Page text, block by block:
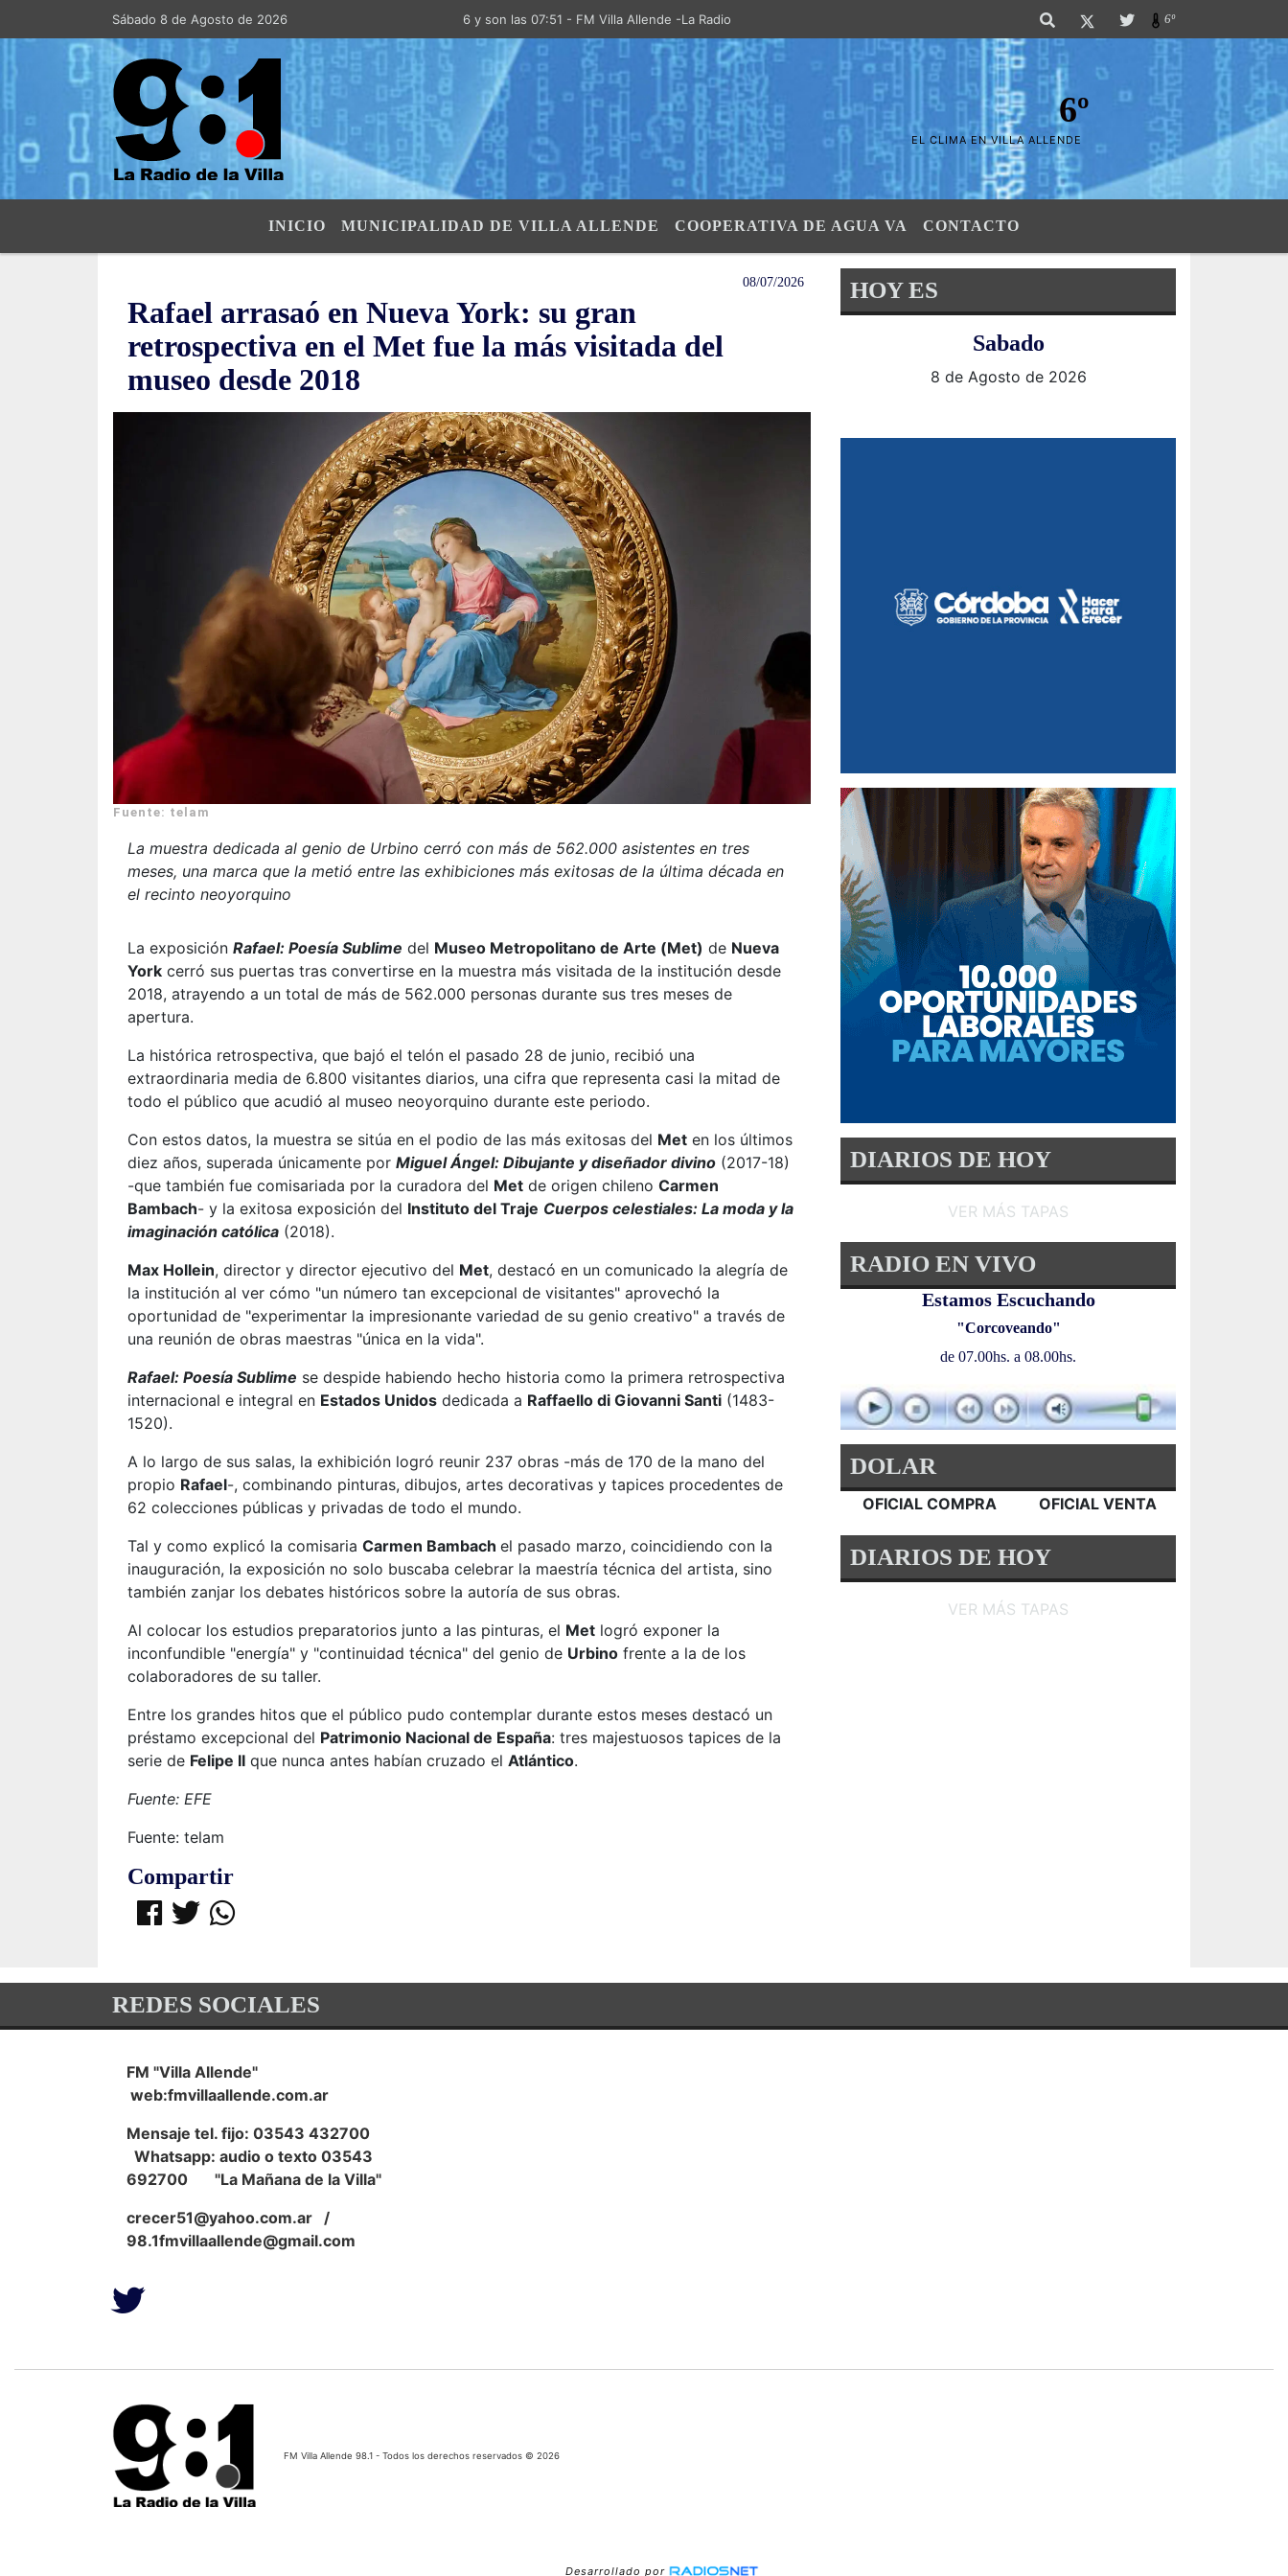
Sábado 8 de Agosto de 2026Hoy es Sábado 8 de Agosto de 2026 y son las 07:51 - FM Villa Allende -La Radio de la Villa- "El Aire de las Sierras". SI SU AVISO ESTA AQUÍ,..FELICITACIONES PUES..! "El
6º
6º
EL CLIMA EN VILLA ALLENDE
INICIO MUNICIPALIDAD DE VILLA ALLENDE COOPERATIVA DE AGUA VA CONTACTO
08/07/2026
Rafael arrasaó en Nueva York: su gran
retrospectiva en el Met fue la más visitada del
museo desde 2018
Fuente: telam
La muestra dedicada al genio de Urbino cerró con más de 562.000 asistentes en tres
meses, una marca que la metió entre las exhibiciones más exitosas de la última década en
el recinto neoyorquino
La exposición Rafael: Poesía Sublime del Museo Metropolitano de Arte (Met) de Nueva
York cerró sus puertas tras convertirse en la muestra más visitada de la institución desde
2018, atrayendo a un total de más de 562.000 personas durante sus tres meses de
apertura.
La histórica retrospectiva, que bajó el telón el pasado 28 de junio, recibió una
extraordinaria media de 6.800 visitantes diarios, una cifra que representa casi la mitad de
todo el público que acudió al museo neoyorquino durante este periodo.
Con estos datos, la muestra se sitúa en el podio de las más exitosas del Met en los últimos
diez años, superada únicamente por Miguel Ángel: Dibujante y diseñador divino (2017-18)
-que también fue comisariada por la curadora del Met de origen chileno Carmen
Bambach- y la exitosa exposición del Instituto del Traje Cuerpos celestiales: La moda y la
imaginación católica (2018).
Max Hollein, director y director ejecutivo del Met, destacó en un comunicado la alegría de
la institución al ver cómo "un número tan excepcional de visitantes" aprovechó la
oportunidad de "experimentar la impresionante variedad de su genio creativo" a través de
una reunión de obras maestras "única en la vida".
Rafael: Poesía Sublime se despide habiendo hecho historia como la primera retrospectiva
internacional e integral en Estados Unidos dedicada a Raffaello di Giovanni Santi (1483-
1520).
A lo largo de sus salas, la exhibición logró reunir 237 obras -más de 170 de la mano del
propio Rafael-, combinando pinturas, dibujos, artes decorativas y tapices procedentes de
62 colecciones públicas y privadas de todo el mundo.
Tal y como explicó la comisaria Carmen Bambach el pasado marzo, coincidiendo con la
inauguración, la exposición no solo buscaba celebrar la maestría técnica del artista, sino
también zanjar los debates históricos sobre la autoría de sus obras.
Al colocar los estudios preparatorios junto a las pinturas, el Met logró exponer la
inconfundible "energía" y "continuidad técnica" del genio de Urbino frente a la de los
colaboradores de su taller.
Entre los grandes hitos que el público pudo contemplar durante estos meses destacó un
préstamo excepcional del Patrimonio Nacional de España: tres majestuosos tapices de la
serie de Felipe II que nunca antes habían cruzado el Atlántico.
Fuente: EFE
Fuente: telam
Compartir
HOY ES
Sabado
8 de Agosto de 2026
DIARIOS DE HOY
VER MÁS TAPAS
RADIO EN VIVO
Estamos Escuchando
"Corcoveando"
de 07.00hs. a 08.00hs.
DOLAR
OFICIAL COMPRA OFICIAL VENTA
DIARIOS DE HOY
VER MÁS TAPAS
REDES SOCIALES
FM "Villa Allende"
web:fmvillaallende.com.ar
Mensaje tel. fijo: 03543 432700
Whatsapp: audio o texto 03543
692700 "La Mañana de la Villa"
crecer51@yahoo.com.ar /
98.1fmvillaallende@gmail.com
FM Villa Allende 98.1 - Todos los derechos reservados © 2026
Desarrollado por